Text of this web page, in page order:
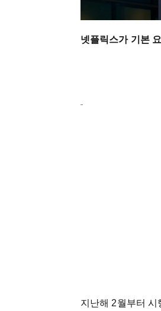
넷플릭스가 기본
지난해 2월부터 시